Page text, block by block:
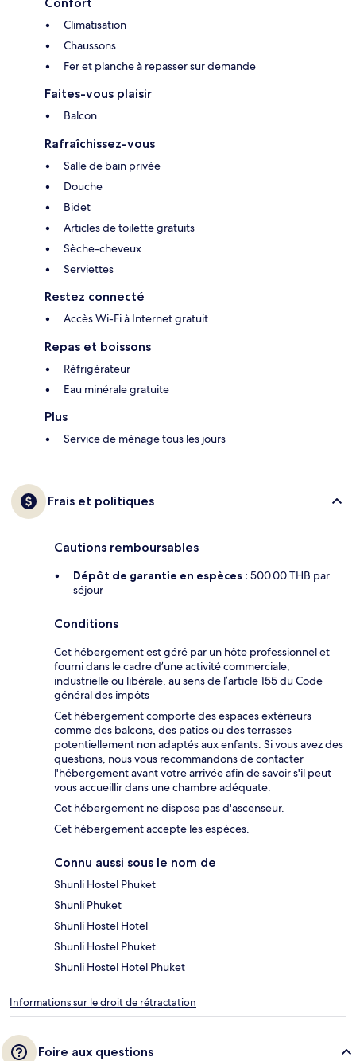
Climatisation
Chaussons
Fer et planche à repasser sur demande
Faites-vous plaisir
Balcon
Rafraîchissez-vous
Salle de bain privée
Douche
Bidet
Articles de toilette gratuits
Sèche-cheveux
Serviettes
Restez connecté
Accès Wi-Fi à Internet gratuit
Repas et boissons
Réfrigérateur
Eau minérale gratuite
Plus
Service de ménage tous les jours
Frais et politiques
Cautions remboursables
Dépôt de garantie en espèces : 500.00 THB par
séjour
Conditions
Cet hébergement est géré par un hôte professionnel et
fourni dans le cadre d’une activité commerciale,
industrielle ou libérale, au sens de l’article 155 du Code
général des impôts
Cet hébergement comporte des espaces extérieurs
comme des balcons, des patios ou des terrasses
potentiellement non adaptés aux enfants. Si vous avez des
questions, nous vous recommandons de contacter
l'hébergement avant votre arrivée afin de savoir s'il peut
vous accueillir dans une chambre adéquate.
Cet hébergement ne dispose pas d'ascenseur.
Cet hébergement accepte les espèces.
Connu aussi sous le nom de
Shunli Hostel Phuket
Shunli Phuket
Shunli Hostel Hotel
Shunli Hostel Phuket
Shunli Hostel Hotel Phuket
Informations sur le droit de rétractation
Foire aux questions